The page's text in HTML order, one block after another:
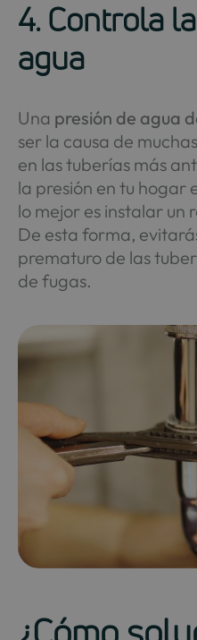
4. Controla
agua
Una presión de agua
ser la causa de
en las tuberías más
la presión en tu hogar
lo mejor es instalar un
De esta forma,
prematuro de las
de fugas.